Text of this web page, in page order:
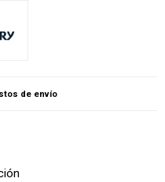
de envío